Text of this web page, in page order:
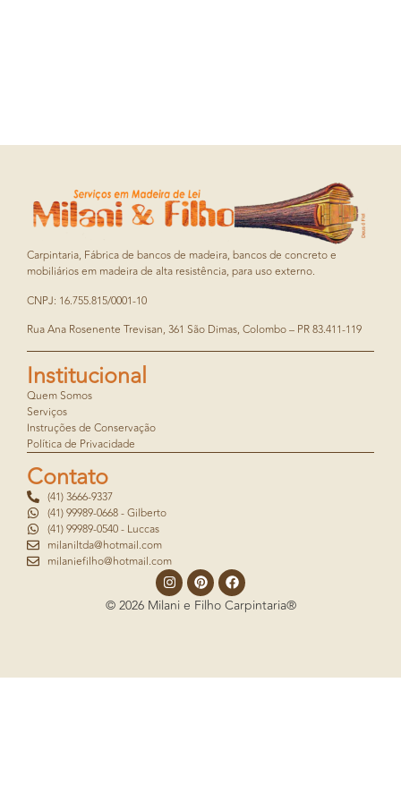
Carpintaria, Fábrica de bancos de madeira, bancos de concreto e
mobiliários em madeira de alta resistência, para uso externo.
CNPJ: 16.755.815/0001-10
Rua Ana Rosenente Trevisan, 361 São Dimas, Colombo – PR 83.411-119
Institucional
Quem Somos
Serviços
Instruções de Conservação
Política de Privacidade
Contato
(41) 3666-9337
(41) 99989-0668 - Gilberto
(41) 99989-0540 - Luccas
milaniltda@hotmail.com
milaniefilho@hotmail.com
© 2026 Milani e Filho Carpintaria®